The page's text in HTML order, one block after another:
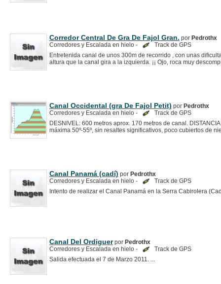
Corredor Central De Gra De Fajol Gran. por Pedrothx
Corredores y Escalada en hielo -
Track de GPS
Entretenida canal de unos 300m de recorrido , con unas
altura que la canal gira a la izquierda. ¡¡ Ojo, roca muy
Canal Occidental (gra De Fajol Petit) por Pedrothx
Corredores y Escalada en hielo -
Track de GPS
DESNIVEL: 600 metros aprox. 170 metros de canal.
máxima 50º-55º, sin resaltes significativos, poco cubiertos de
Canal Panamá (cadí) por Pedrothx
Corredores y Escalada en hielo -
Track de GPS
Intento de realizar el Canal Panamá en la Serra Cabirolera
Canal Del Ordiguerpor Pedrothx
Corredores y Escalada en hielo -
Track de GPS
Salida efectuada el 7 de Marzo 2011. ...